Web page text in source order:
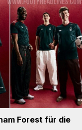
Forest für die